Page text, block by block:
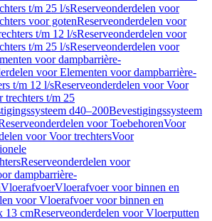
t/m 25 l/sReserveonderdelen voor
voor gotenReserveonderdelen voor
t/m 12 l/sReserveonderdelen voor
t/m 25 l/sReserveonderdelen voor
voor dampbarrière-
voor Elementen voor dampbarrière-
t/m 12 l/sReserveonderdelen voor Voor
trechters t/m 25
d40–200Bevestigingssysteem
voor ToebehorenVoor
voor Voor trechtersVoor
Reserveonderdelen voor
dampbarrière-
VloerafvoerVloerafvoer voor binnen en
voor Vloerafvoer voor binnen en
13 cmReserveonderdelen voor Vloerputten